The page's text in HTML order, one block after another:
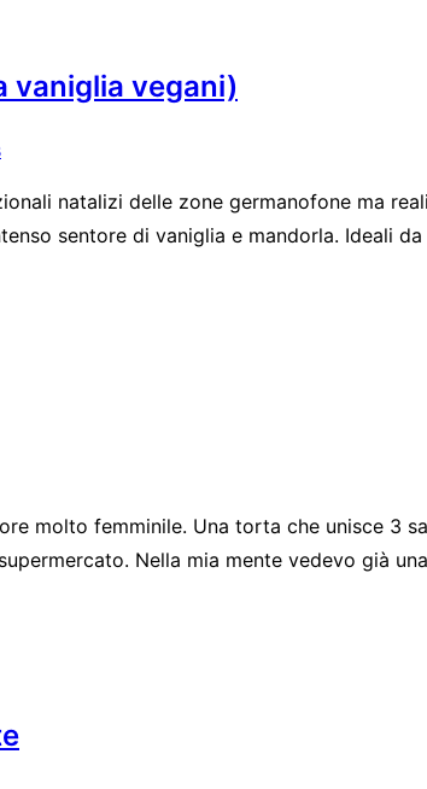
vaniglia vegani)
natalizi delle zone germanofone ma
sentore di vaniglia e mandorla. Ideali
molto femminile. Una torta che unisce 3
Nella mia mente vedevo già